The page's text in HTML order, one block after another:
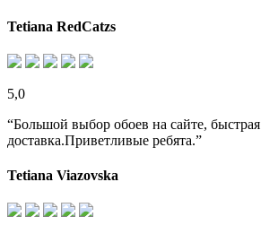
Tetiana RedCatzs
5,0
“Большой выбор обоев на сайте, быстрая
доставка.Приветливые ребята.”
Tetiana Viazovska